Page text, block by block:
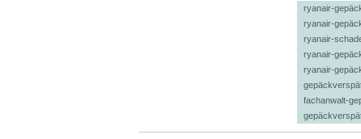
ryanair-
ryanair-
ryanair-
ryanair-
ryanair-
fachanwalt-